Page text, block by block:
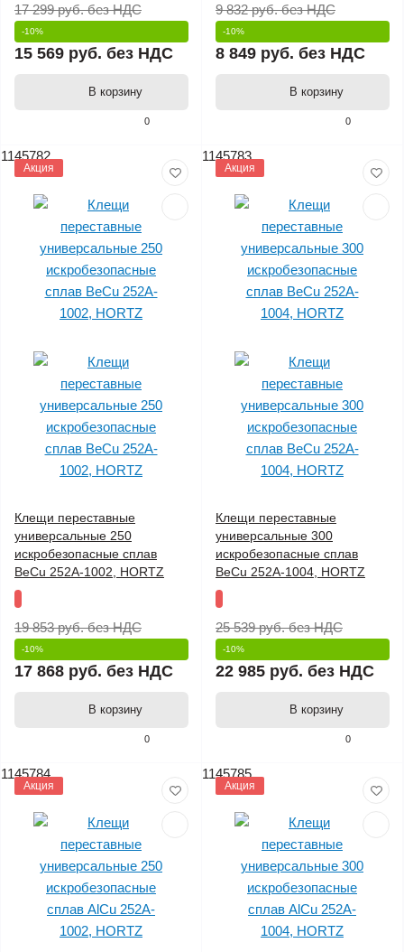
0
17 299 руб.без НДС
-10%
15 569 руб. без НДС
В корзину
0
9 832 руб.без НДС
-10%
8 849 руб. без НДС
В корзину
1145782
Акция
0
Клещи переставные
универсальные 250
искробезопасные сплав
BeCu 252A-1002, HORTZ
19 853 руб.без НДС
-10%
17 868 руб. без НДС
В корзину
1145783
Акция
0
Клещи переставные
универсальные 300
искробезопасные сплав
BeCu 252A-1004, HORTZ
25 539 руб.без НДС
-10%
22 985 руб. без НДС
В корзину
1145784
Акция
1145785
Акция